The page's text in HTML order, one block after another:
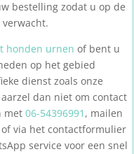
bestelling zodat u op de
honden urnen of bent u
op het gebied
dienst zoals onze
dan niet om contact
met 06-54396991 , mailen
of via het contactformulier
service voor een snel